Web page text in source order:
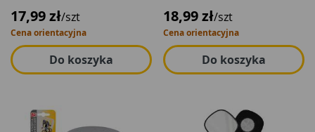
17,99 zł/szt
Cena orientacyjna
Do koszyka
18,99 zł/szt
Cena orientacyjna
Do koszyka